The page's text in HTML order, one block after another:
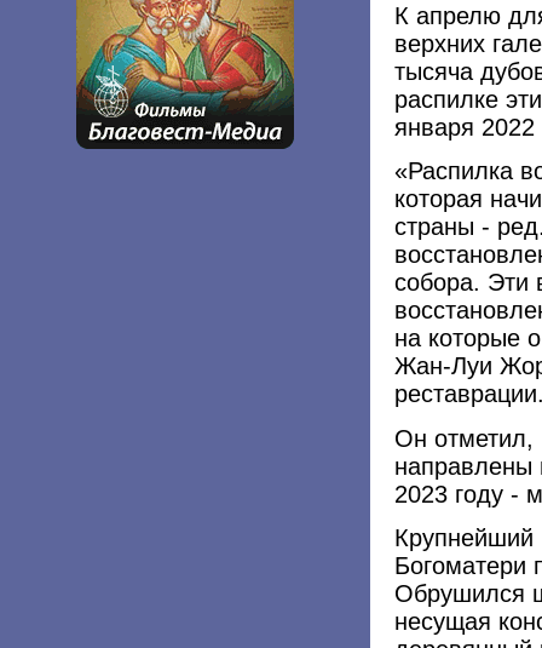
К апрелю
верхних
тысяча
распилке
января
«Распилка
которая
страны -
собора. Эти
на которые
Жан-Луи
Он отметил,
направлены
2023 году -
Крупнейший
Богоматери
Обрушился
несущая